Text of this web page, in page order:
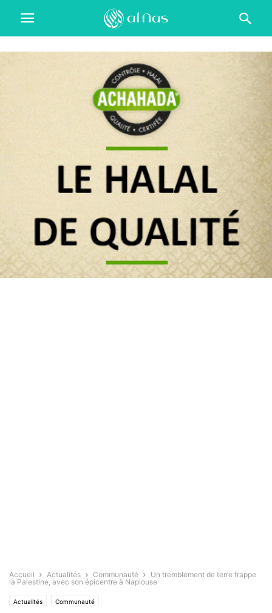
Accueil Actualités Communauté
Un tremblement de terre frappe
la Palestine, avec son épicentre à Naplouse
Actualités Communauté